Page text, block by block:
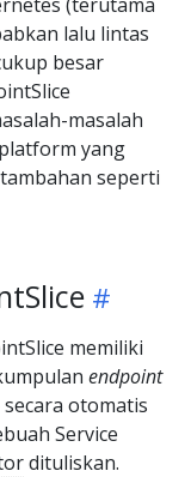
lalu lintas
besar
masalah
yang
seperti
memiliki
endpoint
otomatis
Service
dituliskan.